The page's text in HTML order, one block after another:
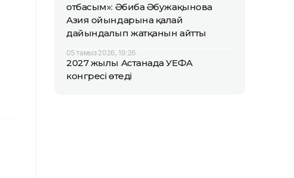
отбасым»: Әбиба Әбужақынова
Азия ойындарына қалай
дайындалып жатқанын айтты
05 тамыз 2026, 19:26
2027 жылы Астанада УЕФА
конгресі өтеді